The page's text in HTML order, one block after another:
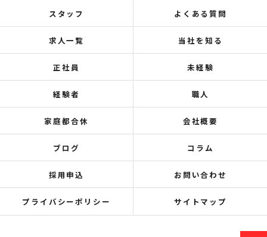
スタッフ よくある質問
求人一覧 当社を知る
正社員 未経験
経験者 職人
家庭都合休 会社概要
ブログ コラム
採用申込 お問い合わせ
プライバシーポリシー サイトマップ